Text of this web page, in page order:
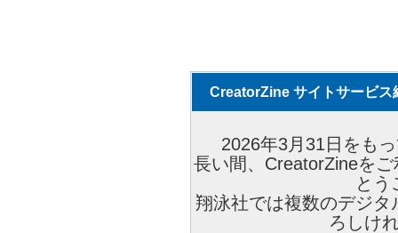
CreatorZine サイトサービス
2026年3月31日をも
長い間、CreatorZineを
とう
翔泳社では複数のデジ
ろしけ